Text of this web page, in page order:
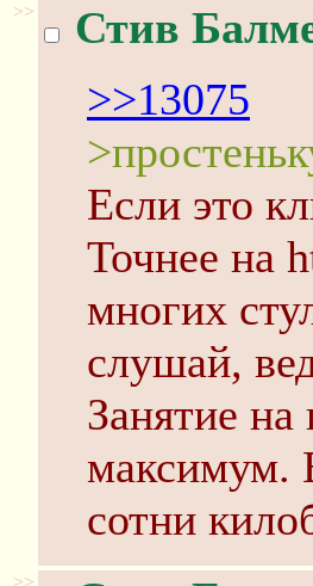
>> Стив
>>13075
Если это
Точнее на
многих
слушай,
Занятие
максимум.
сотни
>>